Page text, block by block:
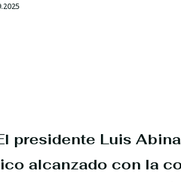
presidente Luis
alcanzado con la